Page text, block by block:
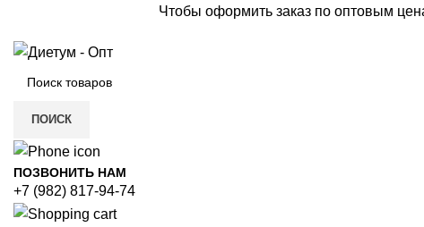
Чтобы оформить заказ по оптовым
ПОИСК
ПОЗВОНИТЬ НАМ
+7 (982) 817-94-74